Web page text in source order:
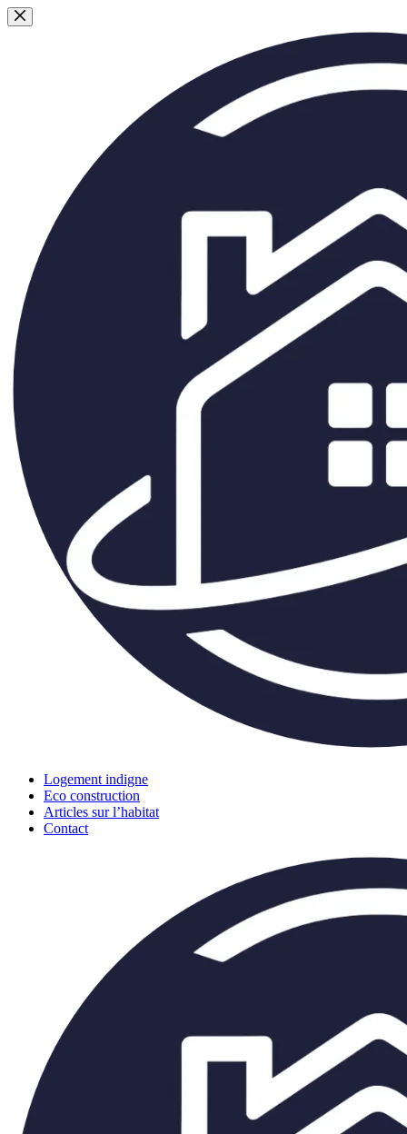
Passer
au
Logement indigne
Eco construction
Articles sur l’habitat
Contact